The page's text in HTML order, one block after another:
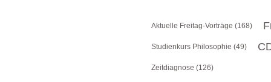
Aktuelle Freitag-Vorträge (168)
Studienkurs Philosophie (49)
Zeitdiagnose (126)